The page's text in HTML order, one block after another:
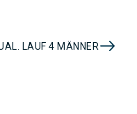
LAUF 4 MÄNNER